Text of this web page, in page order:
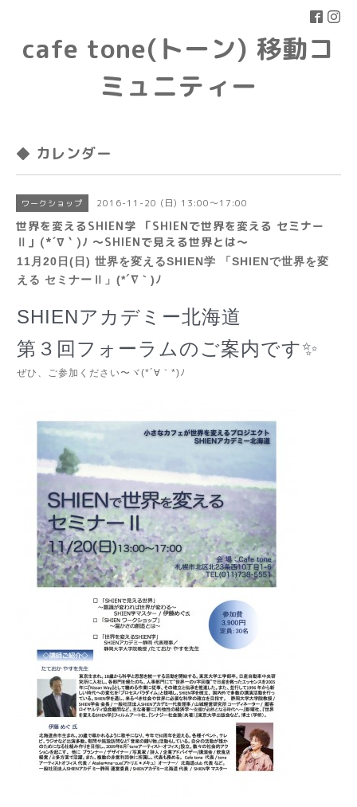
cafe tone(トーン) 移動コ
ミュニティー
◆ カレンダー
ワークショップ 2016-11-20 (日) 13:00～17:00
世界を変えるSHIEN学 「SHIENで世界を変える セミナー
Ⅱ」(*´∇｀)ﾉ 〜SHIENで見える世界とは〜
11月20日(日) 世界を変えるSHIEN学 「SHIENで世界を変
える セミナーⅡ」(*´∇｀)ﾉ
SHIENアカデミー北海道
第３回フォーラムのご案内です✨
ぜひ、ご参加ください〜ヾ(*´∀｀*)ﾉ